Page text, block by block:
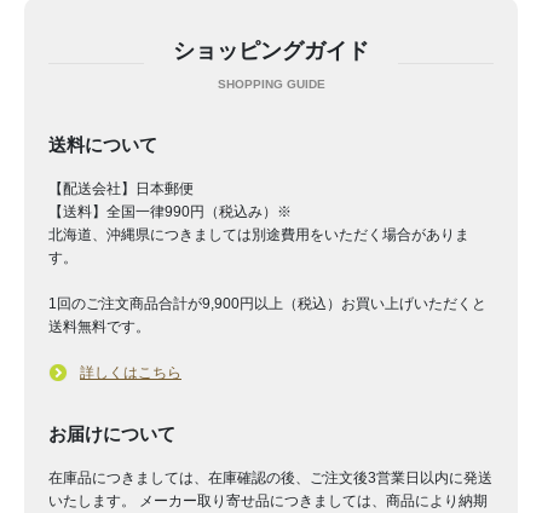
ショッピングガイド
送料について
【配送会社】日本郵便
【送料】全国一律990円（税込み）※
北海道、沖縄県につきましては別途費用をいただく場合がありま
す。
1回のご注文商品合計が9,900円以上（税込）お買い上げいただくと
送料無料です。
詳しくはこちら
お届けについて
在庫品につきましては、在庫確認の後、ご注文後3営業日以内に発送
いたします。 メーカー取り寄せ品につきましては、商品により納期